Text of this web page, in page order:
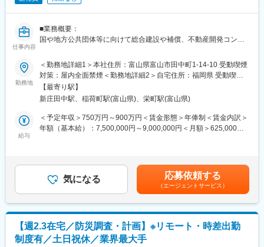
■働き方改革への取り組み：
行っております。
◆育児休業制度・ならし保育制度・子の看護休暇制度を社員へ広
く周知し、休暇を取りやすくしております。
◆男性女性ともに育児休暇取得率100%で、厚生労働省の「えるぼ
し認定」も取得しております。
◆長期的就業を見据え、60歳を定年とした再雇用制度や、61歳～
65歳までの選択定年制度もございます。
なっております。
井手口川ダム、国道45号大峠山地区道路工事、九州新幹線諫早ト
ンネル、仙台湾南部海岸、釜石市北ブロック、多摩ニュータウ
ン、ユーラス伊達ウインドファーム
仕事内容
■業務概要：
国や地方公共団体等に向けて総合建設や補償、不動産開発コンサ
・橋梁の改築における計画策定
・橋梁の定期点検
・補修のための設計 等
■組織構成：
今回は新規事業に必要な有資格者の採用です。現時点で当社に技
術士資格を持つ者はおりません。
https://terasima.jp/works/
■月1、2回、本社へ出社していただきますが、それ以外はリモー
く機会が生じますが、それ以外の業務についてはフルリモートも
想定して採用いたします。もちろん出社を基本としたい方も歓迎
です。
勤務地
＜勤務地詳細1＞本社住所：富山県富山市田中町1-14-10 受動喫煙
対策：屋内全面禁煙＜勤務地詳細2＞自宅住所：福岡県 受動喫煙
対策：屋内全面禁煙＜勤務地詳細3＞自宅住所：宮城県 受動喫煙
対策：屋内全面禁煙変更の範囲：会社の定める事業所
【最寄り駅】
新庄田中駅、稲荷町駅(富山県)、栄町駅(富山県)
給与
＜予定年収＞750万円～900万円＜賃金形態＞年俸制＜賃金内訳＞
年額（基本給）：7,500,000円～9,000,000円＜月額＞625,000円
下する可能性があります。月給(月額)は固定手当を含めた表記で
す。
気になる 応募依頼する
（エージェントサービス）
【週2.3在宅／防災調査・計画】※リモート・時差出勤
制度有／土日祝休／業界最大手